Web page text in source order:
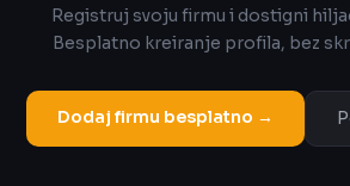
Registruj svoju firmu i dostigni
Besplatno kreiranje profila, bez
Dodaj firmu besplatno →